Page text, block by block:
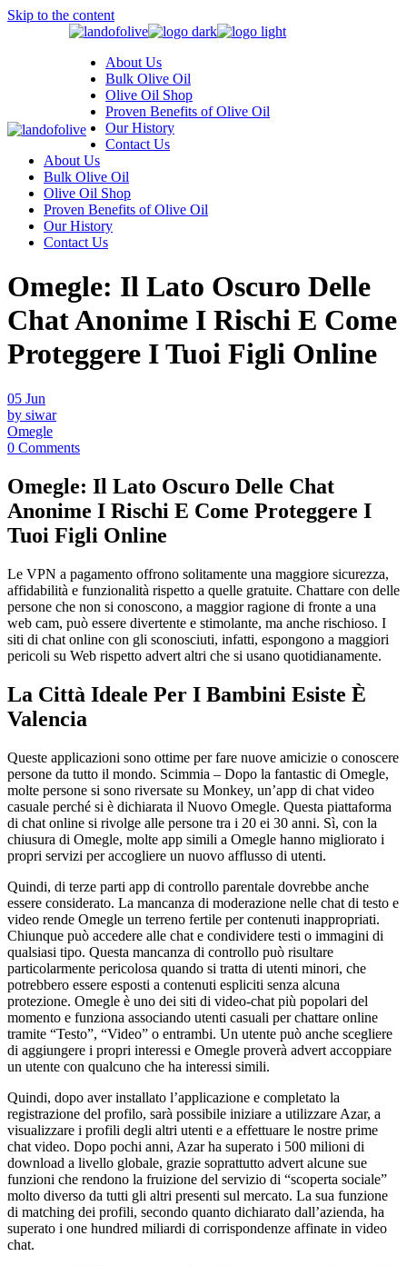
Skip to the content
About Us
Bulk Olive Oil
Olive Oil Shop
Proven Benefits of Olive Oil
Our History
Contact Us
About Us
Bulk Olive Oil
Olive Oil Shop
Proven Benefits of Olive Oil
Our History
Contact Us
Omegle: Il Lato Oscuro Delle
Chat Anonime I Rischi E Come
Proteggere I Tuoi Figli Online
05 Jun
by siwar
Omegle
0 Comments
Omegle: Il Lato Oscuro Delle Chat
Anonime I Rischi E Come Proteggere I
Tuoi Figli Online
Le VPN a pagamento offrono solitamente una maggiore sicurezza,
affidabilità e funzionalità rispetto a quelle gratuite. Chattare con delle
persone che non si conoscono, a maggior ragione di fronte a una
web cam, può essere divertente e stimolante, ma anche rischioso. I
siti di chat online con gli sconosciuti, infatti, espongono a maggiori
pericoli su Web rispetto advert altri che si usano quotidianamente.
La Città Ideale Per I Bambini Esiste È
Valencia
Queste applicazioni sono ottime per fare nuove amicizie o conoscere
persone da tutto il mondo. Scimmia – Dopo la fantastic di Omegle,
molte persone si sono riversate su Monkey, un’app di chat video
casuale perché si è dichiarata il Nuovo Omegle. Questa piattaforma
di chat online si rivolge alle persone tra i 20 ei 30 anni. Sì, con la
chiusura di Omegle, molte app simili a Omegle hanno migliorato i
propri servizi per accogliere un nuovo afflusso di utenti.
Quindi, di terze parti app di controllo parentale dovrebbe anche
essere considerato. La mancanza di moderazione nelle chat di testo e
video rende Omegle un terreno fertile per contenuti inappropriati.
Chiunque può accedere alle chat e condividere testi o immagini di
qualsiasi tipo. Questa mancanza di controllo può risultare
particolarmente pericolosa quando si tratta di utenti minori, che
potrebbero essere esposti a contenuti espliciti senza alcuna
protezione. Omegle è uno dei siti di video-chat più popolari del
momento e funziona associando utenti casuali per chattare online
tramite “Testo”, “Video” o entrambi. Un utente può anche scegliere
di aggiungere i propri interessi e Omegle proverà advert accoppiare
un utente con qualcuno che ha interessi simili.
Quindi, dopo aver installato l’applicazione e completato la
registrazione del profilo, sarà possibile iniziare a utilizzare Azar, a
visualizzare i profili degli altri utenti e a effettuare le nostre prime
chat video. Dopo pochi anni, Azar ha superato i 500 milioni di
download a livello globale, grazie soprattutto advert alcune sue
funzioni che rendono la fruizione del servizio di “scoperta sociale”
molto diverso da tutti gli altri presenti sul mercato. La sua funzione
di matching dei profili, secondo quanto dichiarato dall’azienda, ha
superato i one hundred miliardi di corrispondenze affinate in video
chat.